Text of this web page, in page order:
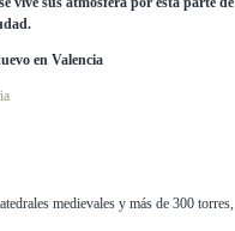
en Valencia
medievales y más de 300 torres,